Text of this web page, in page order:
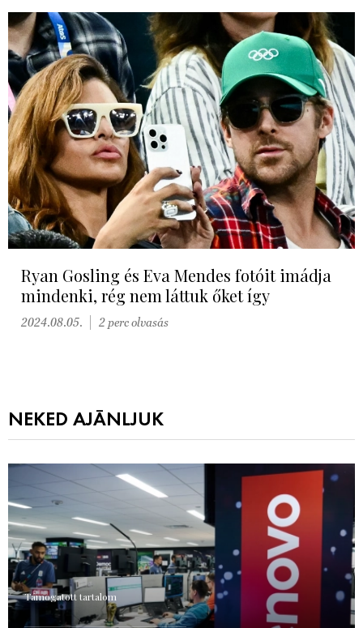
Ryan Gosling és Eva Mendes fotóit imádja
mindenki, rég nem láttuk őket így
2024.08.05. 2 perc olvasás
NEKED AJÁNLJUK
Támogatott tartalom